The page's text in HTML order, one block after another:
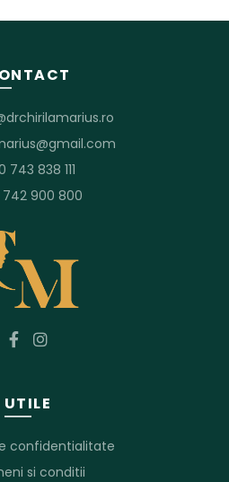
743 838 111
900 800
UTILE
confidentialitate
si conditii